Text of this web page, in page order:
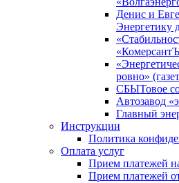
Денис и
Энергетику
ровно»
СБЫТовое
Автозавод
Главный
Инструкции
Политика
Оплата услуг
Прием платежей
Прием платежей